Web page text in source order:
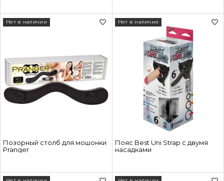
Позорный столб для мошонки
Pranger
Нет в наличии
Пояс Best Uni Strap с двумя
насадками
Нет в наличии